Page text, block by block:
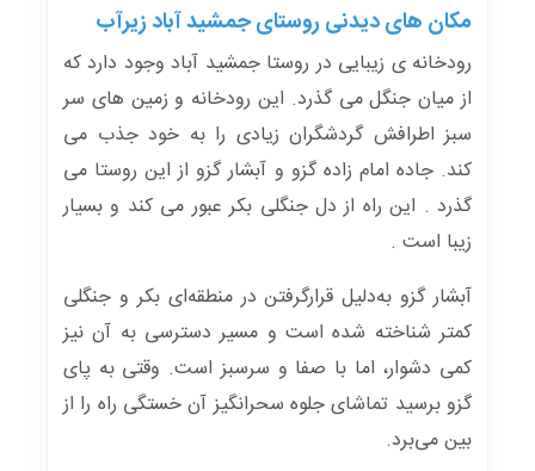
مکان های دیدنی روستای جمشید آباد زیرآب
رودخانه ی زیبایی در روستا جمشید آباد وجود دارد که
از میان جنگل می گذرد. این رودخانه و زمین های سر
سبز اطرافش گردشگران زیادی را به خود جذب می
کند. جاده امام زاده گزو و آبشار گزو از این روستا می
گذرد . این راه از دل جنگلی بکر عبور می کند و بسیار
زیبا است .
آبشار گزو به‌دلیل قرارگرفتن در منطقه‌ای بکر و جنگلی
کمتر شناخته شده است و مسیر دسترسی به آن نیز
کمی دشوار، اما با صفا و سرسبز است. وقتی به پای
گزو برسید تماشای جلوه سحرانگیز آن خستگی راه را از
بین می‌برد.